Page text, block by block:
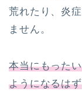
荒れたり、炎
ません。
本当にもった
ようになるはず